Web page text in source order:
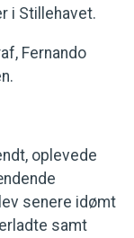
i Stillehavet.
Fernando
oplevede
senere idømt
samt